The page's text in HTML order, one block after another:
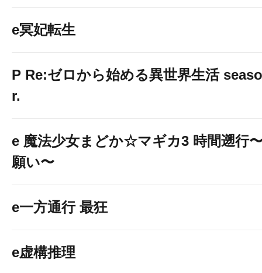
e冥妃転生
P Re:ゼロから始める異世界生活
r.
e 魔法少女まどか☆マギカ3 時間遡行
願い〜
e一方通行 最狂
e虚構推理